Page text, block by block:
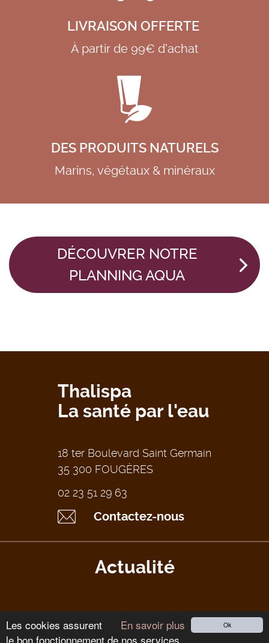
Ok
En savoir plus
Les cookies assurent
le bon fonctionnement de nos services.
LIVRAISON OFFERTE
À partir de 99€ d'achat
DES PRODUITS NATURELS
Marins, végétaux & minéraux
DÉCOUVRER NOTRE
PLANNING AQUA
Thalispa
La santé par l'eau
18 ter Boulevard Saint Germain
35 300 FOUGÈRES
02 23 51 29 63
Contactez-nous
Actualité